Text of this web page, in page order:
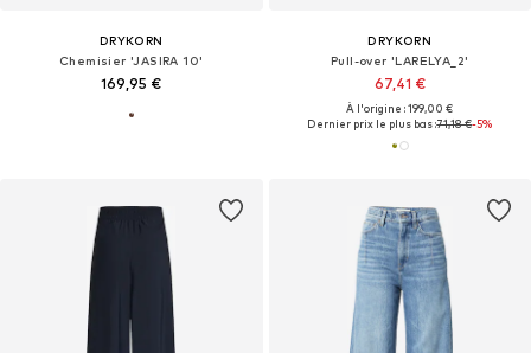
DRYKORN
Chemisier 'JASIRA 10'
169,95 €
DRYKORN
Pull-over 'LARELYA_2'
67,41 €
À l'origine : 199,00 €
Dernier prix le plus bas :71,18 €-5%